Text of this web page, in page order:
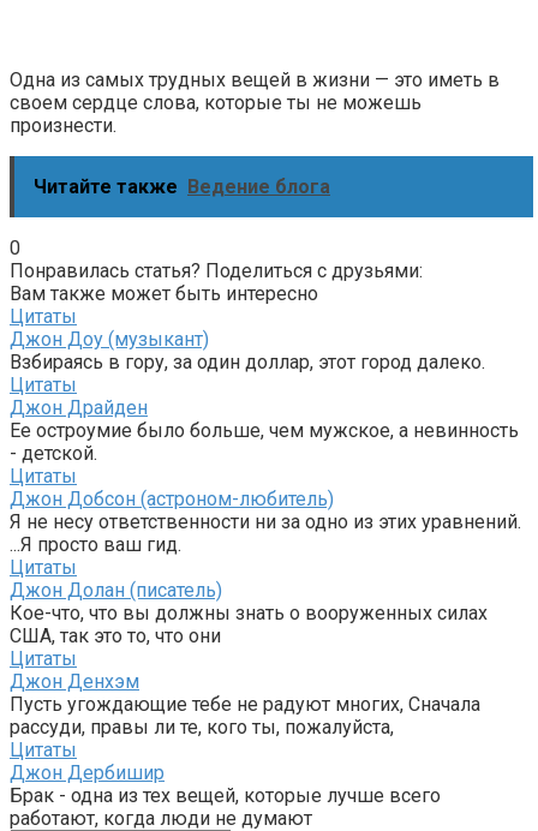
Одна из самых трудных вещей в жизни — это иметь в
своем сердце слова, которые ты не можешь
произнести.
Читайте также Ведение блога
0
Понравилась статья? Поделиться с друзьями:
Вам также может быть интересно
Цитаты
Джон Доу (музыкант)
Взбираясь в гору, за один доллар, этот город далеко.
Цитаты
Джон Драйден
Ее остроумие было больше, чем мужское, а невинность
- детской.
Цитаты
Джон Добсон (астроном-любитель)
Я не несу ответственности ни за одно из этих уравнений.
...Я просто ваш гид.
Цитаты
Джон Долан (писатель)
Кое-что, что вы должны знать о вооруженных силах
США, так это то, что они
Цитаты
Джон Денхэм
Пусть угождающие тебе не радуют многих, Сначала
рассуди, правы ли те, кого ты, пожалуйста,
Цитаты
Джон Дербишир
Брак - одна из тех вещей, которые лучше всего
работают, когда люди не думают